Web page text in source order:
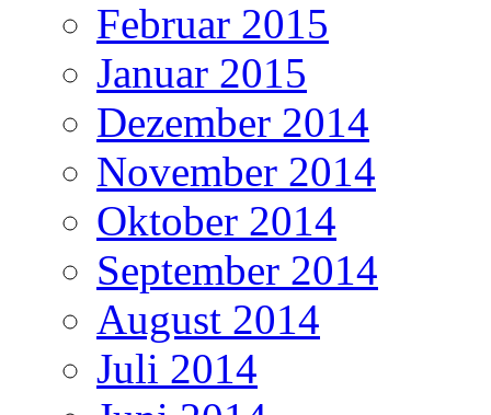
Februar 2015
Januar 2015
Dezember 2014
November 2014
Oktober 2014
September 2014
August 2014
Juli 2014